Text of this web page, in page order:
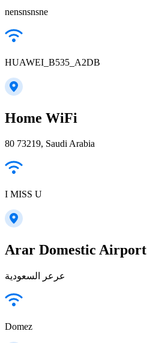
nensnsnsne
HUAWEI_B535_A2DB
Home WiFi
80 73219, Saudi Arabia
I MISS U
Arar Domestic Airport
عرعر السعودية
Domez